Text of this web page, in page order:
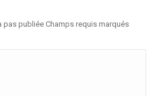
pas publiée Champs requis marqués